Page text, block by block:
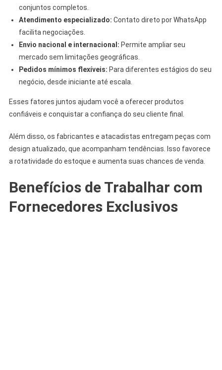
conjuntos completos.
Atendimento especializado: Contato direto por WhatsApp
facilita negociações.
Envio nacional e internacional: Permite ampliar seu
mercado sem limitações geográficas.
Pedidos mínimos flexíveis: Para diferentes estágios do seu
negócio, desde iniciante até escala.
Esses fatores juntos ajudam você a oferecer produtos
confiáveis e conquistar a confiança do seu cliente final.
Além disso, os fabricantes e atacadistas entregam peças com
design atualizado, que acompanham tendências. Isso favorece
a rotatividade do estoque e aumenta suas chances de venda.
Benefícios de Trabalhar com
Fornecedores Exclusivos